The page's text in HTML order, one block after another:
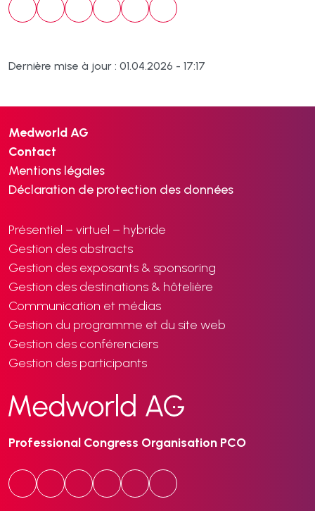
Dernière mise à jour : 01.04.2026 - 17:17
Medworld AG
Contact
Mentions légales
Déclaration de protection des données
Professional Congress Organisation PCO
Présentiel – virtuel – hybride
Gestion des abstracts
Gestion des exposants & sponsoring
Gestion des destinations & hôtelière
Communication et médias
Gestion du programme et du site web
Gestion des conférenciers
Gestion des participants